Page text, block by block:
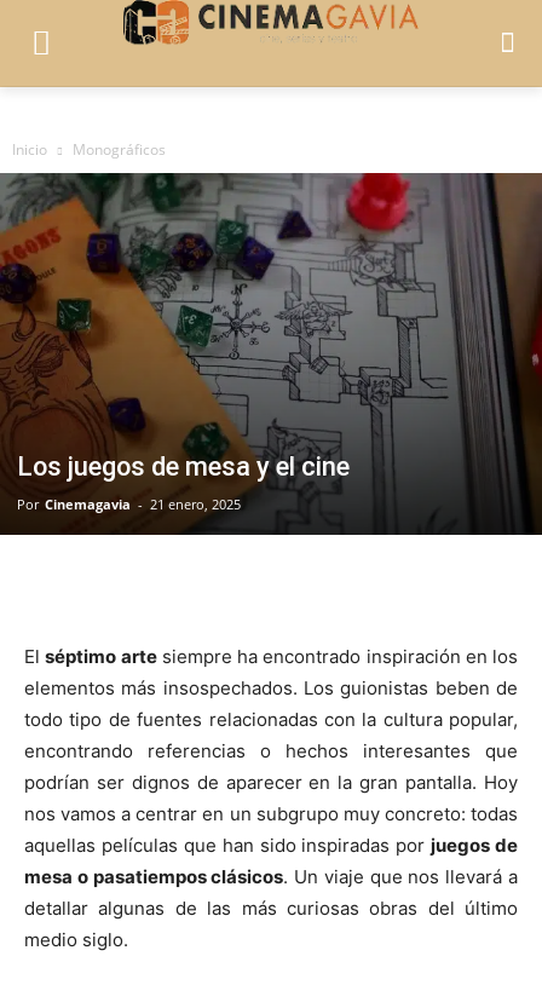
Inicio Monográficos
Los juegos de mesa y el cine
Por Cinemagavia - 21 enero, 2025
Elséptimo artesiempre ha encontrado inspiración en los
elementos más insospechados. Los guionistas beben de
todo tipo de fuentes relacionadas con la cultura popular,
encontrando referencias o hechos interesantes que
podrían ser dignos de aparecer en la gran pantalla. Hoy
nos vamos a centrar en un subgrupo muy concreto: todas
aquellas películas que han sido inspiradas porjuegos de
mesa o pasatiempos clásicos. Un viaje que nos llevará a
detallar algunas de las más curiosas obras del último
medio siglo.